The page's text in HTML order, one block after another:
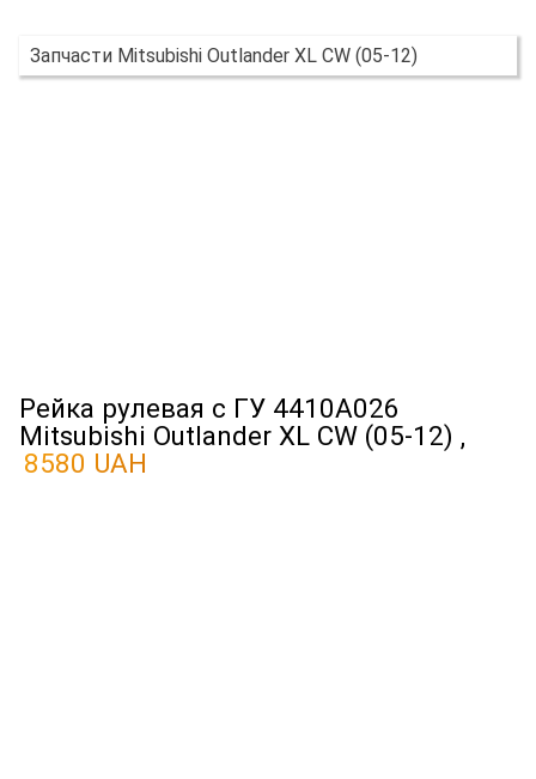
Запчасти Mitsubishi Outlander XL CW (05-12)
Рейка рулевая с ГУ 4410A026
Mitsubishi Outlander XL CW (05-12) ,
8580 UAH